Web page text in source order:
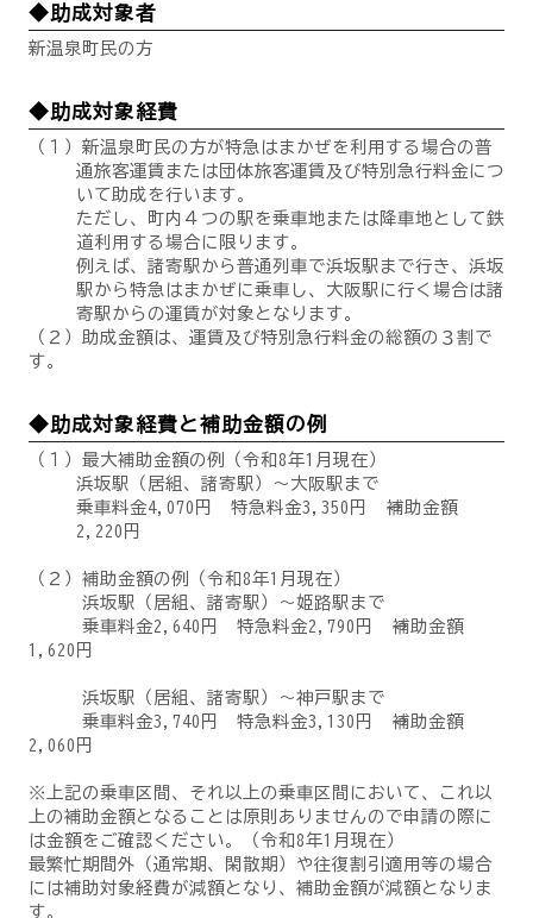
◆助成対象者
新温泉町民の方
◆助成対象経費
（１）新温泉町民の方が特急はまかぜを利用する場合の普
通旅客運賃または団体旅客運賃及び特別急行料金につ
いて助成を行います。
ただし、町内４つの駅を乗車地または降車地として鉄
道利用する場合に限ります。
例えば、諸寄駅から普通列車で浜坂駅まで行き、浜坂
駅から特急はまかぜに乗車し、大阪駅に行く場合は諸
寄駅からの運賃が対象となります。
（２）助成金額は、運賃及び特別急行料金の総額の３割で
す。
◆助成対象経費と補助金額の例
（１）最大補助金額の例（令和8年1月現在）
浜坂駅（居組、諸寄駅）～大阪駅まで
乗車料金4,070円 特急料金3,350円 →補助金額
2,220円
（２）補助金額の例（令和8年1月現在）
浜坂駅（居組、諸寄駅）～姫路駅まで
乗車料金2,640円 特急料金2,790円 →補助金額
1,620円
浜坂駅（居組、諸寄駅）～神戸駅まで
乗車料金3,740円 特急料金3,130円 →補助金額
2,060円
※上記の乗車区間、それ以上の乗車区間において、これ以
上の補助金額となることは原則ありませんので申請の際に
は金額をご確認ください。（令和8年1月現在）
最繁忙期間外（通常期、閑散期）や往復割引適用等の場合
には補助対象経費が減額となり、補助金額が減額となりま
す。